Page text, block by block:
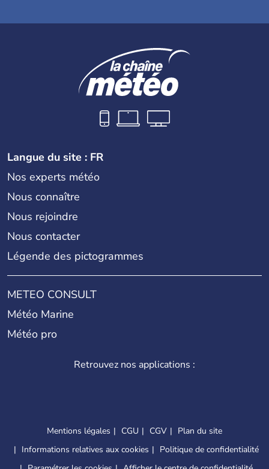
Langue du site : FR
Nos experts météo
Nous connaître
Nous rejoindre
Nous contacter
Légende des pictogrammes
METEO CONSULT
Météo Marine
Météo pro
Retrouvez nos applications :
Mentions légales CGU CGV
Plan du site
Informations relatives aux cookies
Politique de confidentialité